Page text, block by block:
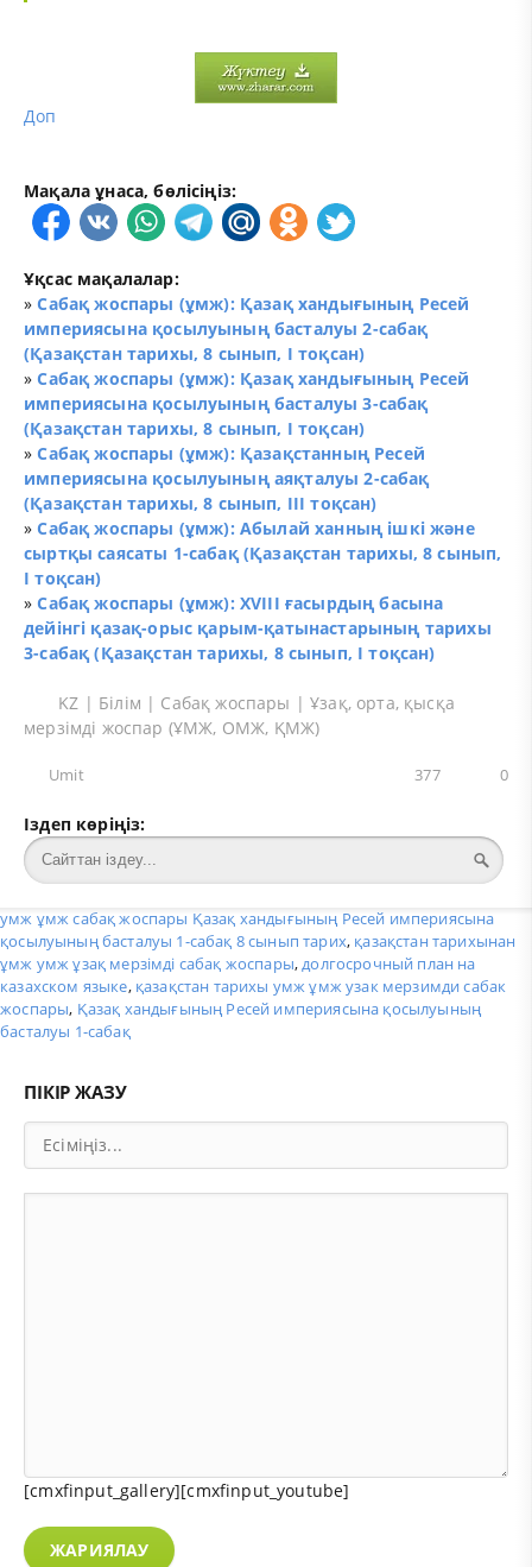
Доп
Мақала ұнаса, бөлісіңіз:
Ұқсас мақалалар:
»Сабақ жоспары (ұмж): Қазақ хандығының Ресей
империясына қосылуының басталуы 2-сабақ
(Қазақстан тарихы, 8 сынып, І тоқсан)
»Сабақ жоспары (ұмж): Қазақ хандығының Ресей
империясына қосылуының басталуы 3-сабақ
(Қазақстан тарихы, 8 сынып, І тоқсан)
»Сабақ жоспары (ұмж): Қазақстанның Ресей
империясына қосылуының аяқталуы 2-сабақ
(Қазақстан тарихы, 8 сынып, ІІІ тоқсан)
»Сабақ жоспары (ұмж): Абылай ханның ішкі және
сыртқы саясаты 1-сабақ (Қазақстан тарихы, 8 сынып,
І тоқсан)
»Сабақ жоспары (ұмж): XVIII ғасырдың басына
дейінгі қазақ-орыс қарым-қатынастарының тарихы
3-сабақ (Қазақстан тарихы, 8 сынып, І тоқсан)
KZ | Білім | Сабақ жоспары |Ұзақ, орта, қысқа
мерзімді жоспар (ҰМЖ, ОМЖ, ҚМЖ)
Umit 0
377
Іздеп көріңіз:
умж ұмж сабақ жоспары Қазақ хандығының Ресей империясына
қосылуының басталуы 1-сабақ 8 сынып тарих, қазақстан тарихынан
ұмж умж ұзақ мерзімді сабақ жоспары, долгосрочный план на
казахском языке, қазақстан тарихы умж ұмж узак мерзимди сабак
жоспары, Қазақ хандығының Ресей империясына қосылуының
басталуы 1-сабақ
ПІКІР ЖАЗУ
[cmxfinput_gallery][cmxfinput_youtube]
ЖАРИЯЛАУ